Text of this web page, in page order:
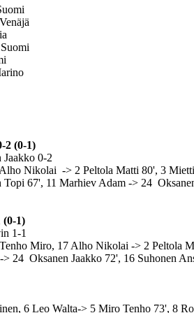
2 (0-1)
Jaakko 0-2
Nikolai -> 2 Peltola Matti 80', 3
67', 11 Marhiev Adam -> 24
(0-1)
1-1
Miro, 17 Alho Nikolai -> 2 Peltola
24 Oksanen Jaakko 72', 16 Suhonen
6 Leo Walta-> 5 Miro Tenho 73', 8